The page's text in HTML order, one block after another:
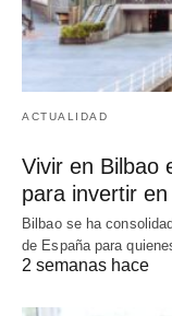
ACTUALIDAD
Vivir en Bilbao
para invertir
Bilbao se ha
de España para
2 semanas hace